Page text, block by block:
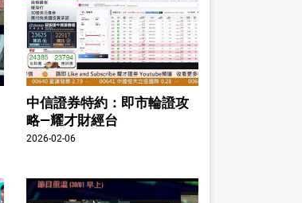
中信證券特約：即市輪證攻
略—耀才財經台
2026-02-06